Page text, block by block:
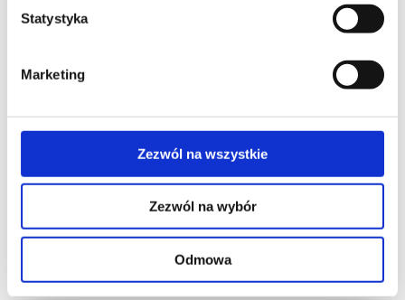
Statystyka
Marketing
Zezwól na wszystkie
Zezwól na wybór
Odmowa
Siłowniki 230 V~, z mechanicznymi
krańcówkami.
MOBILUS